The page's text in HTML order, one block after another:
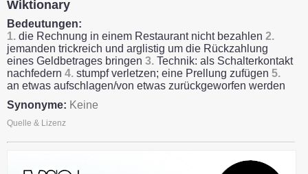
Wiktionary
Bedeutungen:
1. die Rechnung in einem Restaurant nicht bezahlen 2.
jemanden trickreich und arglistig um die Rückzahlung
eines Geldbetrages bringen 3. Technik: als Schalterkontakt
nachfedern 4. stumpf verletzen; eine Prellung zufügen 5.
an etwas aufschlagen/von etwas zurückgeworfen werden
Synonyme: Keine
Quelle & Lizenz